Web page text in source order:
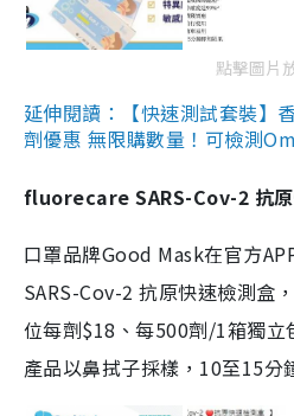
點擊圖片
延伸閱讀：【快速測試套裝】
劑優惠 無限購數量！可檢測
fluorecare SARS-Cov-2 抗原
口罩品牌Good Mask在官方
SARS-Cov-2 抗原快速檢測盒
位每劑$18、每500劑/1箱獨立
產品以鼻拭子採樣，10至15分